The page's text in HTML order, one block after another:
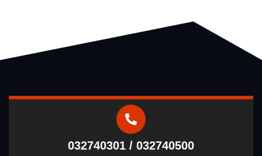
032740301 / 032740500